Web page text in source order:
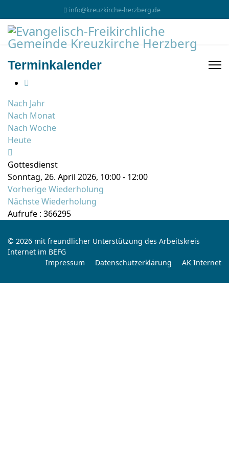
info@kreuzkirche-herzberg.de
Terminkalender
Nach Jahr
Nach Monat
Nach Woche
Heute
Gottesdienst
Sonntag, 26. April 2026, 10:00 - 12:00
Vorherige Wiederholung
Nächste Wiederholung
Aufrufe : 366295
© 2026 mit freundlicher Unterstützung des Arbeitskreis
Internet im BEFG
Impressum
Datenschutzerklärung AK Internet